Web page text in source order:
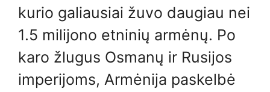
kurio galiausiai žuvo daugiau nei
1.5 milijono etninių armėnų. Po
karo žlugus Osmanų ir Rusijos
imperijoms, Armėnija paskelbė